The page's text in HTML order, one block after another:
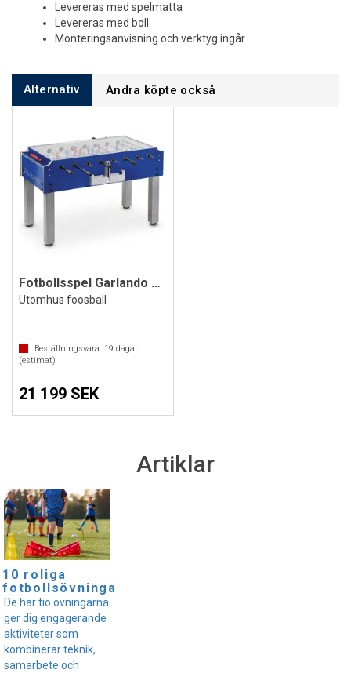
Levereras med spelmatta
Levereras med boll
Monteringsanvisning och verktyg ingår
Alternativ Andra köpte också
Fotbollsspel Garlando Master Outdoor
Utomhus foosball
Beställningsvara. 19 dagar
(estimat)
21 199 SEK
Artiklar
10 roliga
fotbollsövningar
De här tio övningarna
ger dig engagerande
aktiviteter som
kombinerar teknik,
samarbete och